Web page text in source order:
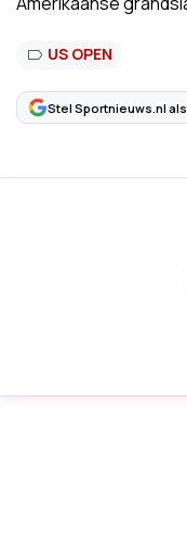
US OPEN
Stel Sportnieuws.nl